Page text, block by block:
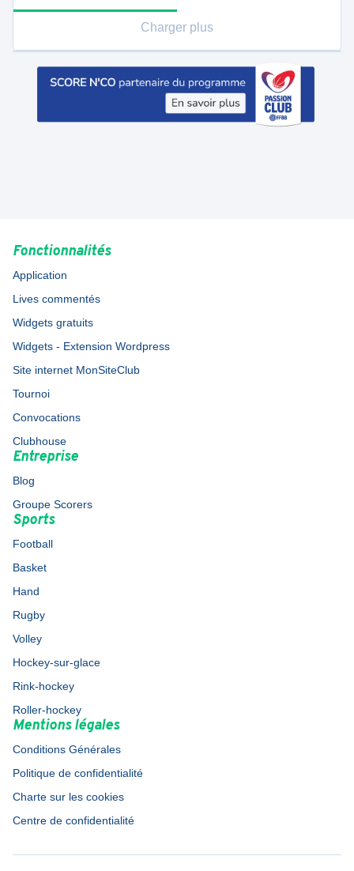
Charger plus
Fonctionnalités
Application
Lives commentés
Widgets gratuits
Widgets - Extension Wordpress
Site internet MonSiteClub
Tournoi
Convocations
Clubhouse
Entreprise
Blog
Groupe Scorers
Sports
Football
Basket
Hand
Rugby
Volley
Hockey-sur-glace
Rink-hockey
Roller-hockey
Mentions légales
Conditions Générales
Politique de confidentialité
Charte sur les cookies
Centre de confidentialité